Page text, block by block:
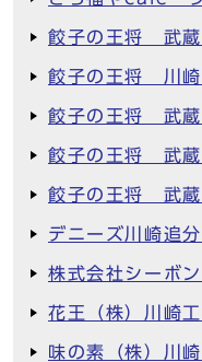
餃子の王将 武蔵
餃子の王将 川崎
餃子の王将 武蔵
餃子の王将 武蔵
餃子の王将 武蔵
デニーズ川崎追
株式会社シーボ
花王（株）川崎
味の素（株）川